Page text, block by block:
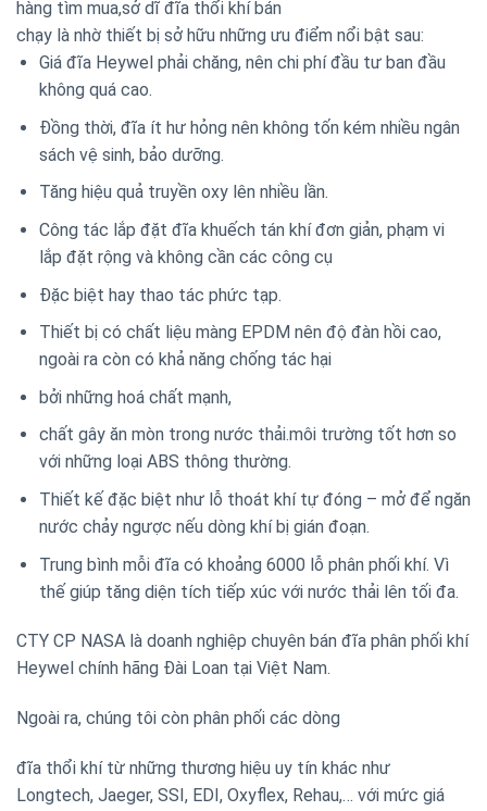
hàng tìm mua,sở dĩ đĩa thổi khí bán
chạy là nhờ thiết bị sở hữu những ưu điểm nổi bật sau:
Giá đĩa Heywel phải chăng, nên chi phí đầu tư ban đầu
không quá cao.
Đồng thời, đĩa ít hư hỏng nên không tốn kém nhiều ngân
sách vệ sinh, bảo dưỡng.
Tăng hiệu quả truyền oxy lên nhiều lần.
Công tác lắp đặt đĩa khuếch tán khí đơn giản, phạm vi
lắp đặt rộng và không cần các công cụ
Đặc biệt hay thao tác phức tạp.
Thiết bị có chất liệu màng EPDM nên độ đàn hồi cao,
ngoài ra còn có khả năng chống tác hại
bởi những hoá chất mạnh,
chất gây ăn mòn trong nước thải.môi trường tốt hơn so
với những loại ABS thông thường.
Thiết kế đặc biệt như lỗ thoát khí tự đóng – mở để ngăn
nước chảy ngược nếu dòng khí bị gián đoạn.
Trung bình mỗi đĩa có khoảng 6000 lỗ phân phối khí. Vì
thế giúp tăng diện tích tiếp xúc với nước thải lên tối đa.
CTY CP NASA là doanh nghiệp chuyên bán đĩa phân phối khí
Heywel chính hãng Đài Loan tại Việt Nam.
Ngoài ra, chúng tôi còn phân phối các dòng
đĩa thổi khí từ những thương hiệu uy tín khác như
Longtech, Jaeger, SSI, EDI, Oxyflex, Rehau,… với mức giá